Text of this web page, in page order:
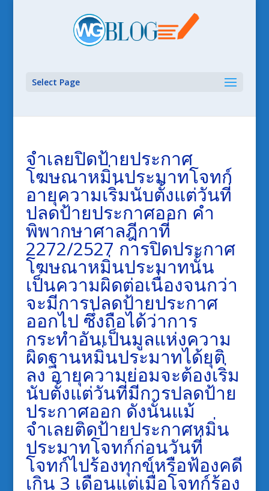
Select Page
จำเลยปิดป้ายประกาศ
โฆษณาหมิ่นประมาทโจทก์
อายุความเริ่มนับตั้งแต่วันที่
ปลดป้ายประกาศออก คำ
พิพากษาศาลฎีกาที่
2272/2527 การปิดประกาศ
โฆษณาหมิ่นประมาทนั้น
เป็นความผิดต่อเนื่องจนกว่า
จะมีการปลดป้ายประกาศ
ออกไป ซึ่งถือได้ว่าการ
กระทำอันเป็นมูลแห่งความ
ผิดฐานหมิ่นประมาทได้ยุติ
ลง อายุความย่อมจะต้องเริ่ม
นับตั้งแต่วันที่มีการปลดป้าย
ประกาศออก ดังนั้นแม้
จำเลยติดป้ายประกาศหมิ่น
ประมาทโจทก์ก่อนวันที่
โจทก์ไปร้องทุกข์หรือฟ้องคดี
เกิน 3 เดือนแต่เมื่อโจทก์ร้อง